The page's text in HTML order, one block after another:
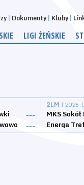
Dokumenty Kluby
LIGI ŻEŃSKIE
---
---
2LM | 2026-
Energa